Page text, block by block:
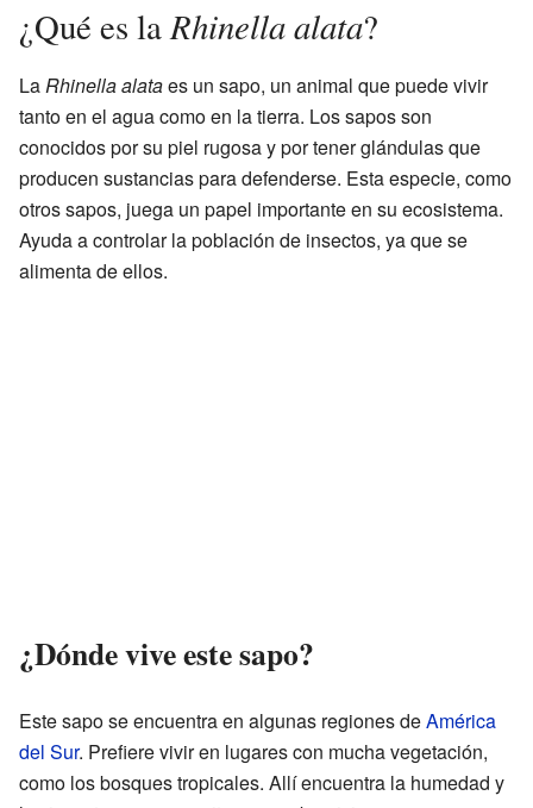
¿Qué es laRhinella alata?
LaRhinella alataes un sapo, un animal que puede vivir
tanto en el agua como en la tierra. Los sapos son
conocidos por su piel rugosa y por tener glándulas que
producen sustancias para defenderse. Esta especie, como
otros sapos, juega un papel importante en su ecosistema.
Ayuda a controlar la población de insectos, ya que se
alimenta de ellos.
¿Dónde vive este sapo?
Este sapo se encuentra en algunas regiones deAmérica
del Sur. Prefiere vivir en lugares con mucha vegetación,
como los bosques tropicales. Allí encuentra la humedad y